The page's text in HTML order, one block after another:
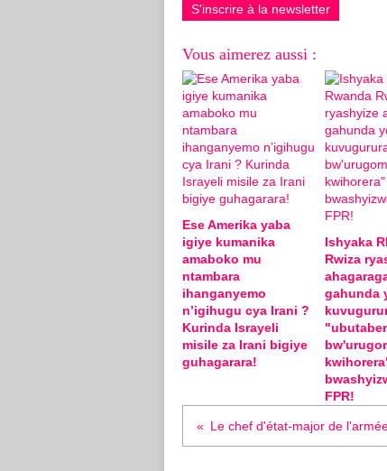
S'inscrire à la newsletter
Vous aimerez aussi :
Ese Amerika yaba
igiye kumanika
amaboko mu
ntambara
ihanganyemo
n’igihugu cya Irani ?
Kurinda Israyeli
misile za Irani bigiye
guhagarara!
Ishyaka
Rwiza
gahunda
FPR!